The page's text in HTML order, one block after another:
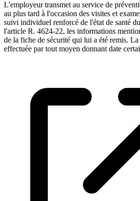
L'employeur transmet au service de
au plus tard à l'occasion des visites et
suivi individuel renforcé de l'état de santé
l'article R. 4624-22, les informations
de la fiche de sécurité qui lui a été remis. La
effectuée par tout moyen donnant date